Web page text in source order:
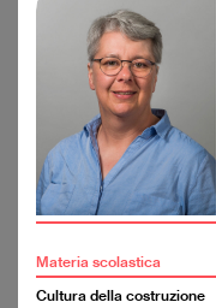
Materia scolastica
Cultura della costruzione
Supportato da
Archijeunes,
di donazione:
casella